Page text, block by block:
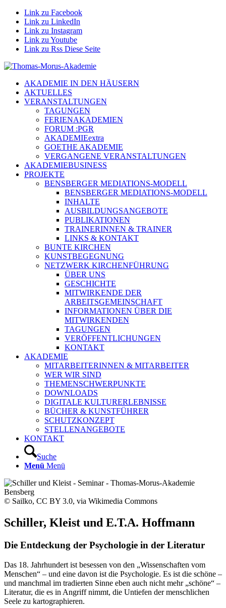
Link zu Facebook
Link zu LinkedIn
Link zu Instagram
Link zu Youtube
Link zu Rss Diese Seite
AKADEMIE IN DEN HÄUSERN
AKTUELLES
VERANSTALTUNGEN
TAGUNGEN
FERIENAKADEMIEN
FORUM :PGR
AKADEMIEextra
GOETHE AKADEMIE
VERGANGENE VERANSTALTUNGEN
AKADEMIEBUSINESS
PROJEKTE
BENSBERGER MEDIATIONS-MODELL
BENSBERGER MEDIATIONS-MODELL
INHALTE
AUSBILDUNGSANGEBOTE
PUBLIKATIONEN
TRAINERINNEN & TRAINER
LINKS & KONTAKT
BUNTE KIRCHEN
KUNSTBEGEGNUNG
NETZWERK KIRCHENFÜHRUNG
ÜBER UNS
GESCHICHTE
MITWIRKENDE DER
ARBEITSGEMEINSCHAFT
INFORMATIONEN ÜBER DIE
MITWIRKENDEN
TAGUNGEN
VERÖFFENTLICHUNGEN
KONTAKT
AKADEMIE
MITARBEITERINNEN & MITARBEITER
WER WIR SIND
THEMENSCHWERPUNKTE
DOWNLOADS
DIGITALE KULTURERLEBNISSE
BÜCHER & KUNSTFÜHRER
SCHUTZKONZEPT
STELLENANGEBOTE
KONTAKT
Suche
Menü Menü
© Sailko, CC BY 3.0, via Wikimedia Commons
Schiller, Kleist und E.T.A. Hoffmann
Die Entdeckung der Psychologie in der Literatur
Das 18. Jahrhundert ist besessen von den „Wissenschaften vom
Menschen“ – und eine davon ist die Psychologie. Es ist die schöne –
und manchmal im tradierten Sinne eben auch nicht mehr „schöne“ –
Literatur, die es in Angriff nimmt, die Untiefen der menschlichen
Seele zu kartographieren.